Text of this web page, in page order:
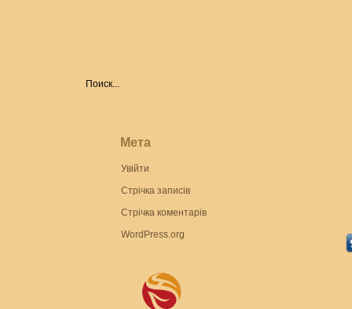
Мета
Увійти
Стрічка записів
Стрічка коментарів
WordPress.org